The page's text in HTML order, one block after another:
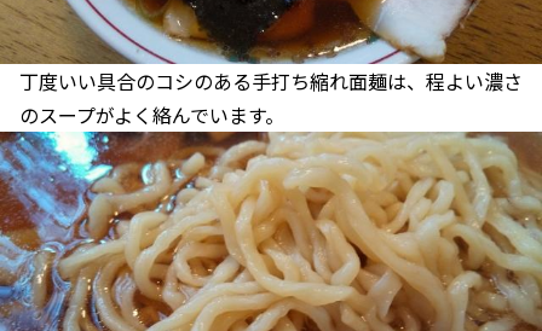
丁度いい具合のコシのある手打ち縮れ面麺は、程よい濃さ
のスープがよく絡んでいます。